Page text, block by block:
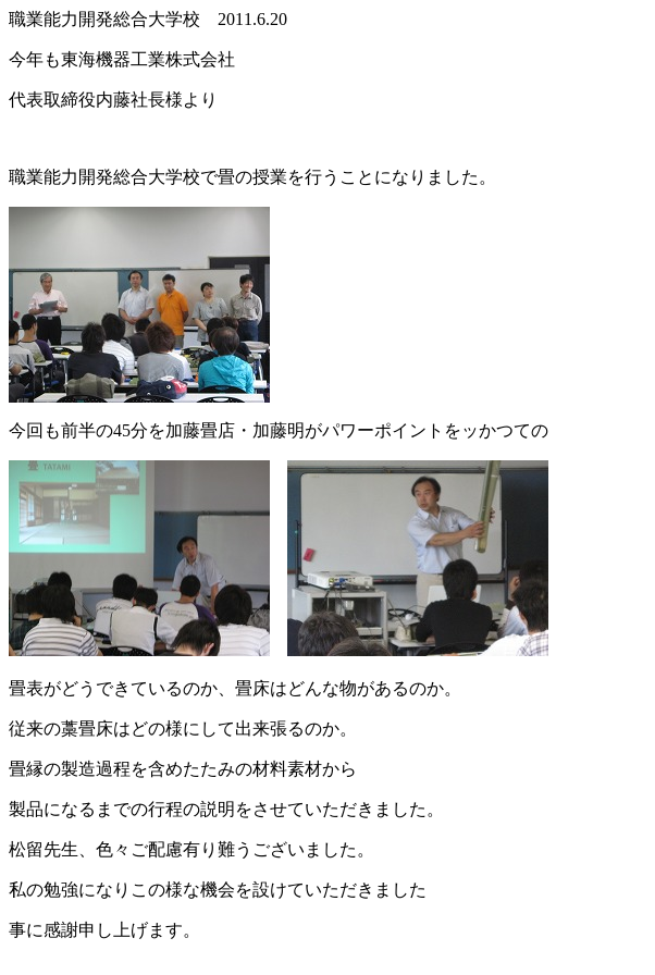
職業能力開発総合大学校 2011.6.20
今年も東海機器工業株式会社
代表取締役内藤社長様より
職業能力開発総合大学校で畳の授業を行うことになりました。
今回も前半の45分を加藤畳店・加藤明がパワーポイントをッかつての
畳表がどうできているのか、畳床はどんな物があるのか。
従来の藁畳床はどの様にして出来張るのか。
畳縁の製造過程を含めたたみの材料素材から
製品になるまでの行程の説明をさせていただきました。
松留先生、色々ご配慮有り難うございました。
私の勉強になりこの様な機会を設けていただきました
事に感謝申し上げます。